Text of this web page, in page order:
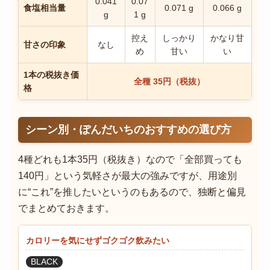
食塩相当量
g
1 g
0.071 g 0.066 g
甘さの印象 なし
控え
め
しっかり
甘い
かなり甘
い
1本の税抜き価
格
全種 35円（税抜）
シーン別・ぽんだいちのおすすめの選び方
4種どれも1本35円（税抜き）なので「全部買っても
140円」という気軽さが最大の強みですが、用途別
に“これ”を推したいというのもあるので、独断と偏見
でまとめておきます。
カロリーを気にせずゴクゴク飲みたい
BLACK